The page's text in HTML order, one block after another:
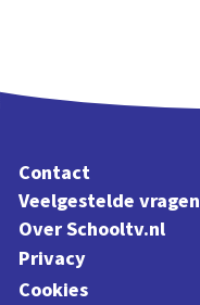
Contact
Veelgestelde vragen
Over Schooltv.nl
Privacy
Cookies